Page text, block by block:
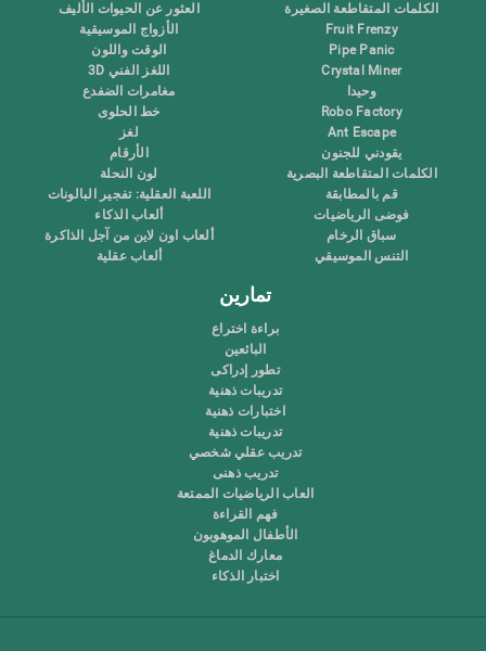
الكلمات المتقاطعة الصغيرة
Fruit Frenzy
Pipe Panic
Crystal Miner
وحيدا
Robo Factory
Ant Escape
يقودني للجنون
الكلمات المتقاطعة البصرية
قم بالمطابقة
فوضى الرياضيات
سباق الرخام
التنس الموسيقي
العثور عن الحيوات الأليف
الأزواج الموسيقية
الوقت واللون
اللغز الفني 3D
مغامرات الضفدع
خط الحلوى
لغز
الأرقام
لون النحلة
اللعبة العقلية: تفجير البالونات
ألعاب الذكاء
ألعاب اون لاين من آجل الذاكرة
ألعاب عقلية
تمارين
براءة اختراع
البائعين
تطور إدراكى
تدريبات ذهنية
اختبارات ذهنية
تدريبات ذهنية
تدريب عقلي شخصي
تدريب ذهنى
العاب الرياضيات الممتعة
فهم القراءة
الأطفال الموهوبون
معارك الدماغ
اختبار الذكاء